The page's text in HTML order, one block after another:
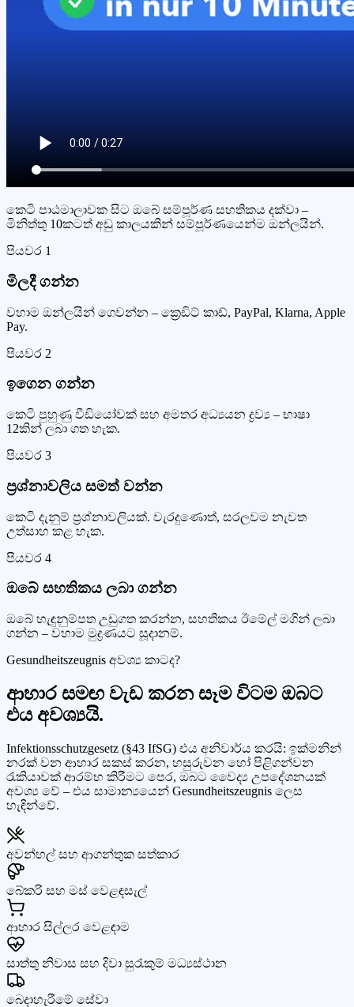
කෙටි පාඨමාලාවක සිට ඔබේ සම්පූර්ණ සහතිකය දක්වා –
මිනිත්තු 10කටත් අඩු කාලයකින් සම්පූර්ණයෙන්ම ඔන්ලයින්.
පියවර 1
මිලදී ගන්න
වහාම ඔන්ලයින් ගෙවන්න – ක්‍රෙඩිට් කාඩ්, PayPal, Klarna, Apple
Pay.
පියවර 2
ඉගෙන ගන්න
කෙටි පුහුණු වීඩියෝවක් සහ අමතර අධ්‍යයන ද්‍රව්‍ය – භාෂා
12කින් ලබා ගත හැක.
පියවර 3
ප්‍රශ්නාවලිය සමත් වන්න
කෙටි දැනුම් ප්‍රශ්නාවලියක්. වැරදුණොත්, සරලවම නැවත
උත්සාහ කළ හැක.
පියවර 4
ඔබේ සහතිකය ලබා ගන්න
ඔබේ හැඳුනුම්පත උඩුගත කරන්න, සහතිකය ඊමේල් මගින් ලබා
ගන්න – වහාම මුද්‍රණයට සූදානම්.
Gesundheitszeugnis අවශ්‍ය කාටද?
ආහාර සමඟ වැඩ කරන සෑම විටම ඔබට
එය අවශ්‍යයි.
Infektionsschutzgesetz (§43 IfSG) එය අනිවාර්ය කරයි: ඉක්මනින්
නරක් වන ආහාර සකස් කරන, හසුරුවන හෝ පිළිගන්වන
රැකියාවක් ආරම්භ කිරීමට පෙර, ඔබට වෛද්‍ය උපදේශනයක්
අවශ්‍ය වේ – එය සාමාන්‍යයෙන් Gesundheitszeugnis ලෙස
හැඳින්වේ.
අවන්හල් සහ ආගන්තුක සත්කාර
බේකරි සහ මස් වෙළඳසැල්
ආහාර සිල්ලර වෙළඳාම
සාත්තු නිවාස සහ දිවා සුරැකුම් මධ්‍යස්ථාන
බෙදාහැරීමේ සේවා